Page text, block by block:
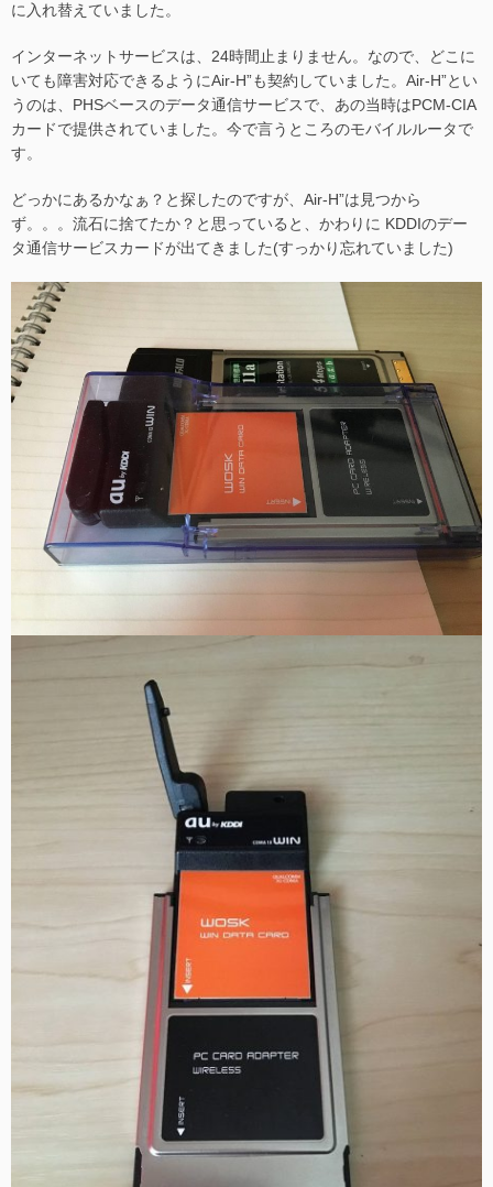
に入れ替えていました。
インターネットサービスは、24時間止まりません。なので、どこに
いても障害対応できるようにAir-H”も契約していました。Air-H”とい
うのは、PHSベースのデータ通信サービスで、あの当時はPCM-CIA
カードで提供されていました。今で言うところのモバイルルータで
す。
どっかにあるかなぁ？と探したのですが、Air-H”は見つから
ず。。。流石に捨てたか？と思っていると、かわりに KDDIのデー
タ通信サービスカードが出てきました(すっかり忘れていました)